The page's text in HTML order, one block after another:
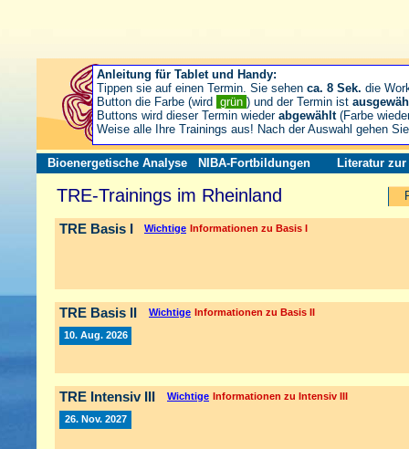
Bioenergetische Analyse NIBA-Fortbildungen Literatur zur
TRE-Trainings im Rheinland
TRE Basis I Wichtige Informationen zu Basis I
TRE Basis II Wichtige Informationen zu Basis II
10. Aug. 2026
TRE Intensiv III Wichtige Informationen zu Intensiv III
26. Nov. 2027
Anleitung für Tablet und Handy:
Tippen sie auf einen Termin. Sie sehen ca. 8 Sek. die
Button die Farbe (wird grün ) und der Termin ist
Buttons wird dieser Termin wieder abgewählt(Farbe
Weise alle Ihre Trainings aus! Nach der Auswahl gehen